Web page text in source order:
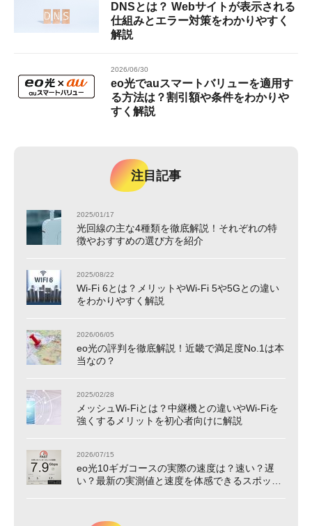
DNSとは？ Webサイトが表示される
仕組みとエラー対策をわかりやすく
解説
2026/06/30
eo光でauスマートバリューを適用す
る方法は？割引額や条件をわかりや
すく解説
注目記事
2025/01/17
光回線の主な4種類を徹底解説！それぞれの特
徴やおすすめの選び方を紹介
2025/08/22
Wi-Fi 6とは？メリットやWi-Fi 5や5Gとの違い
をわかりやすく解説
2026/06/05
eo光の評判を徹底解説！近畿で満足度No.1は本
当なの？
2025/02/28
メッシュWi-Fiとは？中継機との違いやWi-Fiを
強くするメリットを初心者向けに解説
2026/07/15
eo光10ギガコースの実際の速度は？速い？遅
い？最新の実測値と速度を体感できるスポット